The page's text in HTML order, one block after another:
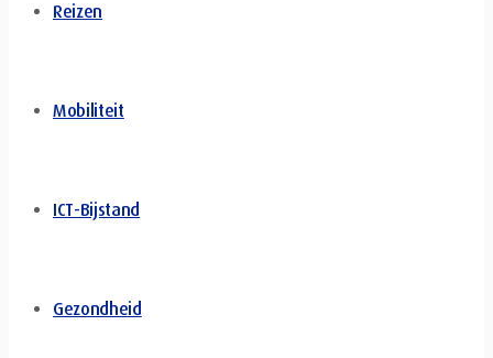
Reizen
Mobiliteit
ICT-Bijstand
Gezondheid